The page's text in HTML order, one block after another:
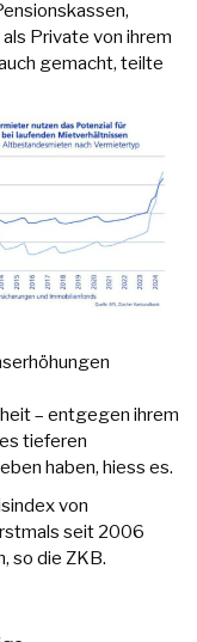
Private von ihrem
gemacht, teilte
– entgegen ihrem
tieferen
haben, hiess es.
von
seit 2006
so die ZKB.